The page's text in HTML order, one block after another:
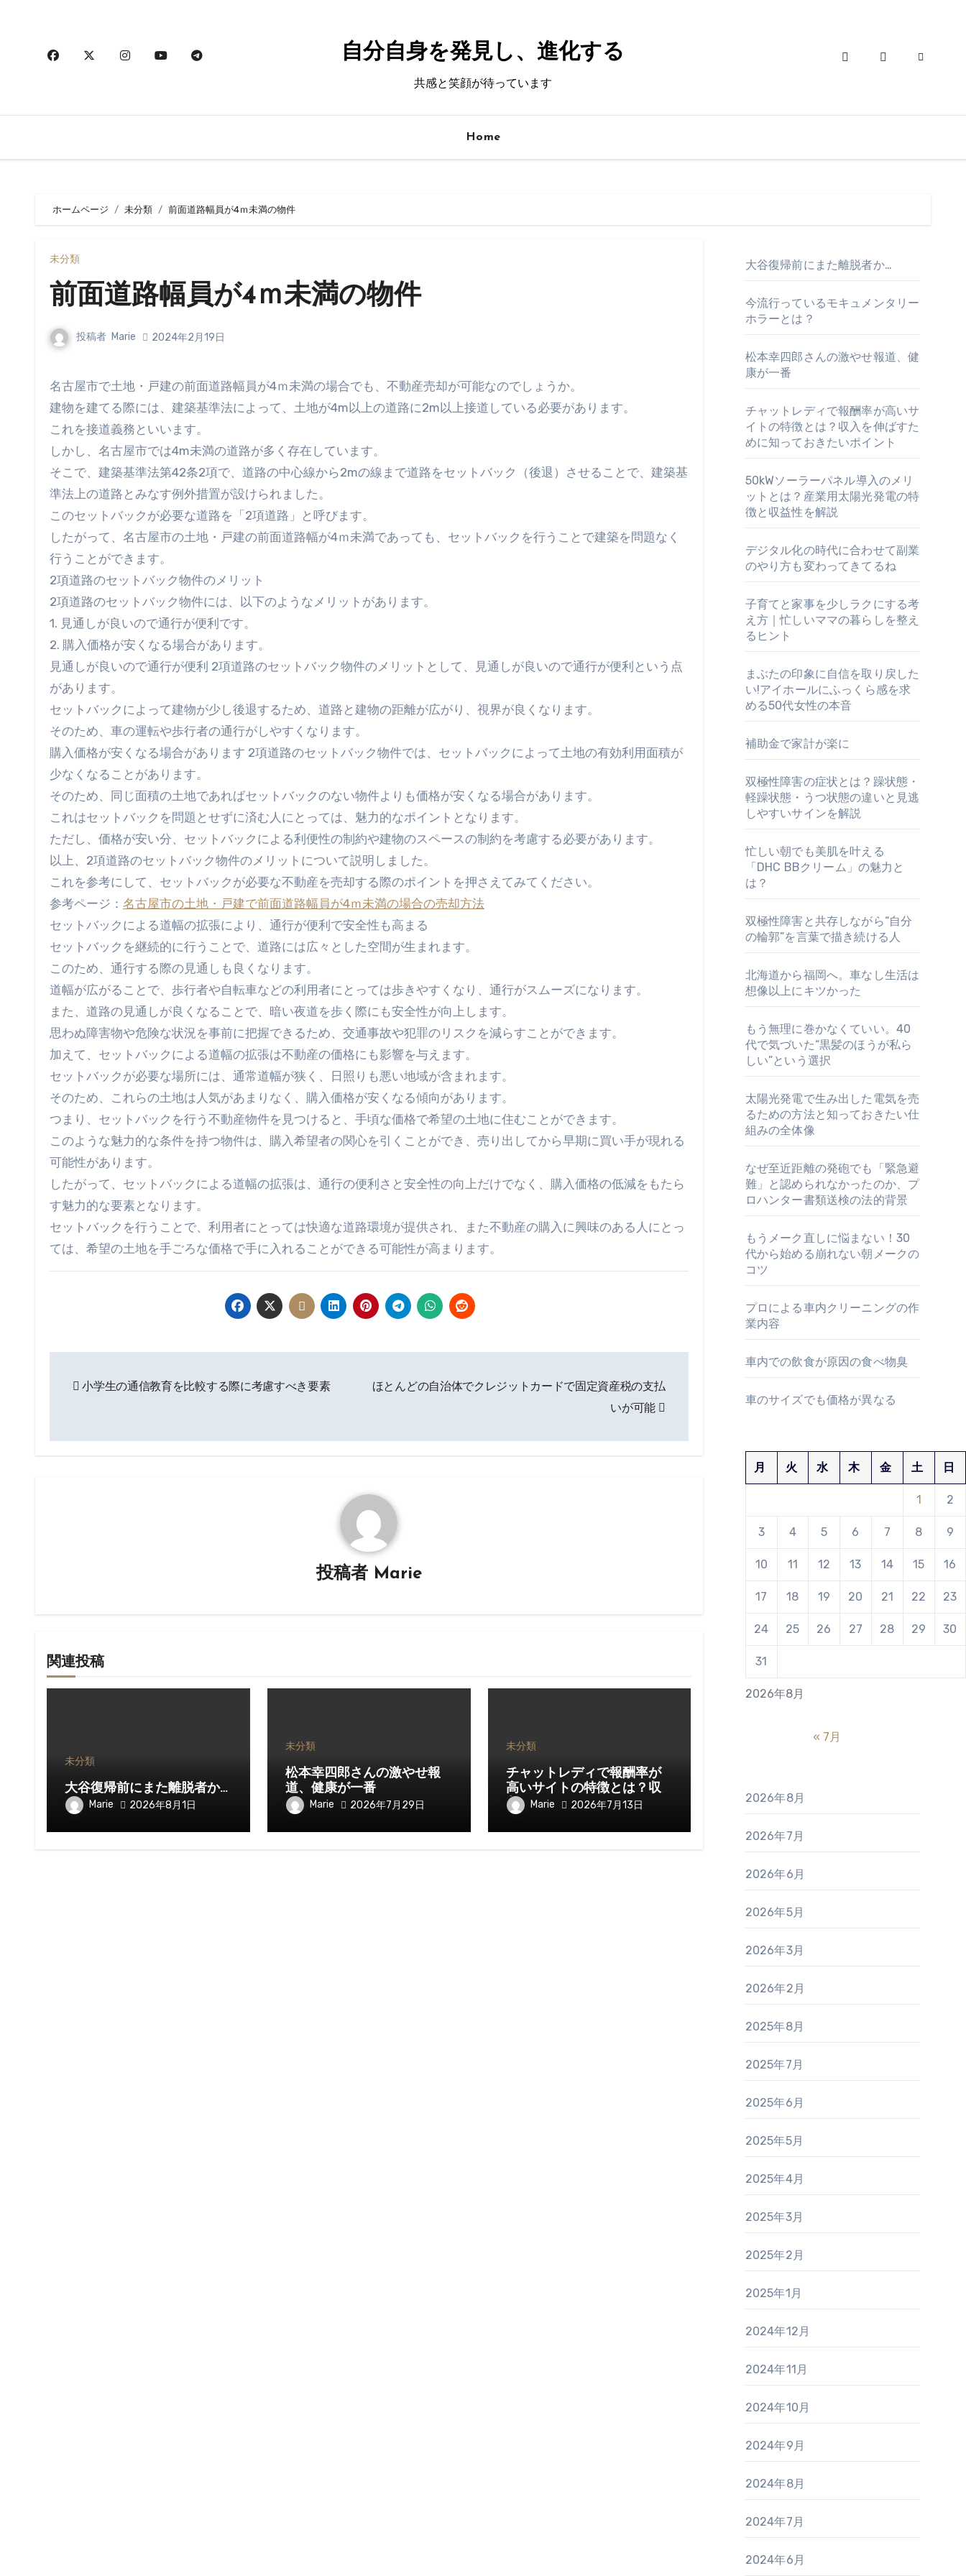
自分自身を発見し、進化する
共感と笑顔が待っています
Home
ホームページ 未分類 前面道路幅員が4ｍ未満の物件
未分類
前面道路幅員が4ｍ未満の物件
投稿者 Marie 2024年2月19日
名古屋市で土地・戸建の前面道路幅員が4ｍ未満の場合でも、不動産売却が可能なのでしょうか。
建物を建てる際には、建築基準法によって、土地が4m以上の道路に2m以上接道している必要があります。
これを接道義務といいます。
しかし、名古屋市では4m未満の道路が多く存在しています。
そこで、建築基準法第42条2項で、道路の中心線から2mの線まで道路をセットバック（後退）させることで、建築基
準法上の道路とみなす例外措置が設けられました。
このセットバックが必要な道路を「2項道路」と呼びます。
したがって、名古屋市の土地・戸建の前面道路幅が4ｍ未満であっても、セットバックを行うことで建築を問題なく
行うことができます。
2項道路のセットバック物件のメリット
2項道路のセットバック物件には、以下のようなメリットがあります。
1. 見通しが良いので通行が便利です。
2. 購入価格が安くなる場合があります。
見通しが良いので通行が便利 2項道路のセットバック物件のメリットとして、見通しが良いので通行が便利という点
があります。
セットバックによって建物が少し後退するため、道路と建物の距離が広がり、視界が良くなります。
そのため、車の運転や歩行者の通行がしやすくなります。
購入価格が安くなる場合があります 2項道路のセットバック物件では、セットバックによって土地の有効利用面積が
少なくなることがあります。
そのため、同じ面積の土地であればセットバックのない物件よりも価格が安くなる場合があります。
これはセットバックを問題とせずに済む人にとっては、魅力的なポイントとなります。
ただし、価格が安い分、セットバックによる利便性の制約や建物のスペースの制約を考慮する必要があります。
以上、2項道路のセットバック物件のメリットについて説明しました。
これを参考にして、セットバックが必要な不動産を売却する際のポイントを押さえてみてください。
参考ページ： 名古屋市の土地・戸建で前面道路幅員が4ｍ未満の場合の売却方法
セットバックによる道幅の拡張により、通行が便利で安全性も高まる
セットバックを継続的に行うことで、道路には広々とした空間が生まれます。
このため、通行する際の見通しも良くなります。
道幅が広がることで、歩行者や自転車などの利用者にとっては歩きやすくなり、通行がスムーズになります。
また、道路の見通しが良くなることで、暗い夜道を歩く際にも安全性が向上します。
思わぬ障害物や危険な状況を事前に把握できるため、交通事故や犯罪のリスクを減らすことができます。
加えて、セットバックによる道幅の拡張は不動産の価格にも影響を与えます。
セットバックが必要な場所には、通常道幅が狭く、日照りも悪い地域が含まれます。
そのため、これらの土地は人気があまりなく、購入価格が安くなる傾向があります。
つまり、セットバックを行う不動産物件を見つけると、手頃な価格で希望の土地に住むことができます。
このような魅力的な条件を持つ物件は、購入希望者の関心を引くことができ、売り出してから早期に買い手が現れる
可能性があります。
したがって、セットバックによる道幅の拡張は、通行の便利さと安全性の向上だけでなく、購入価格の低減をもたら
す魅力的な要素となります。
セットバックを行うことで、利用者にとっては快適な道路環境が提供され、また不動産の購入に興味のある人にとっ
ては、希望の土地を手ごろな価格で手に入れることができる可能性が高まります。
小学生の通信教育を比較する際に考慮すべき要素
ほとんどの自治体でクレジットカードで固定資産税の支払
いが可能
投稿者 Marie
関連投稿
未分類
大谷復帰前にまた離脱者か…
Marie 2026年8月1日
未分類
松本幸四郎さんの激やせ報
道、健康が一番
Marie 2026年7月29日
未分類
チャットレディで報酬率が
高いサイトの特徴とは？収
入を伸ばすために知ってお
きたいポイント
Marie 2026年7月13日
大谷復帰前にまた離脱者か…
今流行っているモキュメンタリー
ホラーとは？
松本幸四郎さんの激やせ報道、健
康が一番
チャットレディで報酬率が高いサ
イトの特徴とは？収入を伸ばすた
めに知っておきたいポイント
50kWソーラーパネル導入のメリ
ットとは？産業用太陽光発電の特
徴と収益性を解説
デジタル化の時代に合わせて副業
のやり方も変わってきてるね
子育てと家事を少しラクにする考
え方｜忙しいママの暮らしを整え
るヒント
まぶたの印象に自信を取り戻した
い!アイホールにふっくら感を求
める50代女性の本音
補助金で家計が楽に
双極性障害の症状とは？躁状態・
軽躁状態・うつ状態の違いと見逃
しやすいサインを解説
忙しい朝でも美肌を叶える
「DHC BBクリーム」の魅力と
は？
双極性障害と共存しながら“自分
の輪郭”を言葉で描き続ける人
北海道から福岡へ。車なし生活は
想像以上にキツかった
もう無理に巻かなくていい。40
代で気づいた“黒髪のほうが私ら
しい”という選択
太陽光発電で生み出した電気を売
るための方法と知っておきたい仕
組みの全体像
なぜ至近距離の発砲でも「緊急避
難」と認められなかったのか、プ
ロハンター書類送検の法的背景
もうメーク直しに悩まない！30
代から始める崩れない朝メークの
コツ
プロによる車内クリーニングの作
業内容
車内での飲食が原因の食べ物臭
車のサイズでも価格が異なる
2026年8月
月 火 水 木 金 土 日
1 2
3 4 5 6 7 8 9
10 11 12 13 14 15 16
17 18 19 20 21 22 23
24 25 26 27 28 29 30
31
« 7月
2026年8月
2026年7月
2026年6月
2026年5月
2026年3月
2026年2月
2025年8月
2025年7月
2025年6月
2025年5月
2025年4月
2025年3月
2025年2月
2025年1月
2024年12月
2024年11月
2024年10月
2024年9月
2024年8月
2024年7月
2024年6月